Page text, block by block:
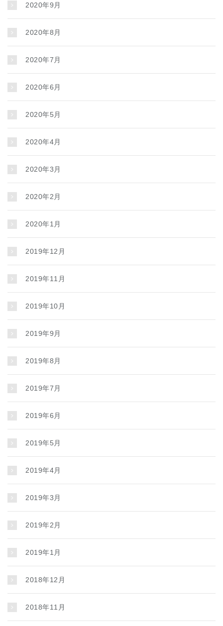
2020年9月
2020年8月
2020年7月
2020年6月
2020年5月
2020年4月
2020年3月
2020年2月
2020年1月
2019年12月
2019年11月
2019年10月
2019年9月
2019年8月
2019年7月
2019年6月
2019年5月
2019年4月
2019年3月
2019年2月
2019年1月
2018年12月
2018年11月